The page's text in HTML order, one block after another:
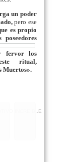
un poder
pero ese
es propio
poseedores
fervor los
ritual,
Muertos».
INCREIBLE